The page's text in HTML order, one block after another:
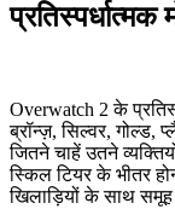
Overwatch 2 के
ब्रॉन्ज़, सिल्वर, गोल्ड,
जितने चाहें उतने
स्किल टियर के भीतर
खिलाड़ियों के साथ